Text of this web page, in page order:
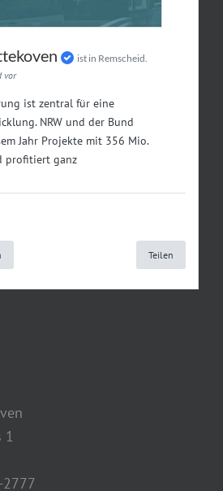
ist in Remscheid.
vor
ist zentral für eine
NRW und der Bund
Jahr Projekte mit 356 Mio.
profitiert ganz
Teilen
1